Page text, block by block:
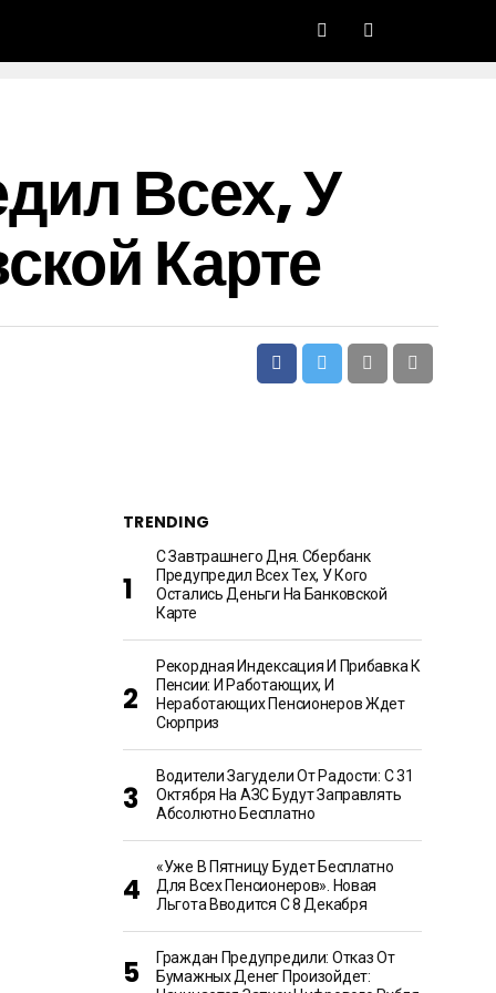
Всех, У
Карте
TRENDING
С Завтрашнего Дня. Сбербанк
Предупредил Всех Тех, У Кого
Остались Деньги На Банковской
Карте
Рекордная Индексация И Прибавка К
Пенсии: И Работающих, И
Неработающих Пенсионеров Ждет
Сюрприз
Водители Загудели От Радости: С 31
Октября На АЗС Будут Заправлять
Абсолютно Бесплатно
«Уже В Пятницу Будет Бесплатно
Для Всех Пенсионеров». Новая
Льгота Вводится С 8 Декабря
Граждан Предупредили: Отказ От
Бумажных Денег Произойдет: